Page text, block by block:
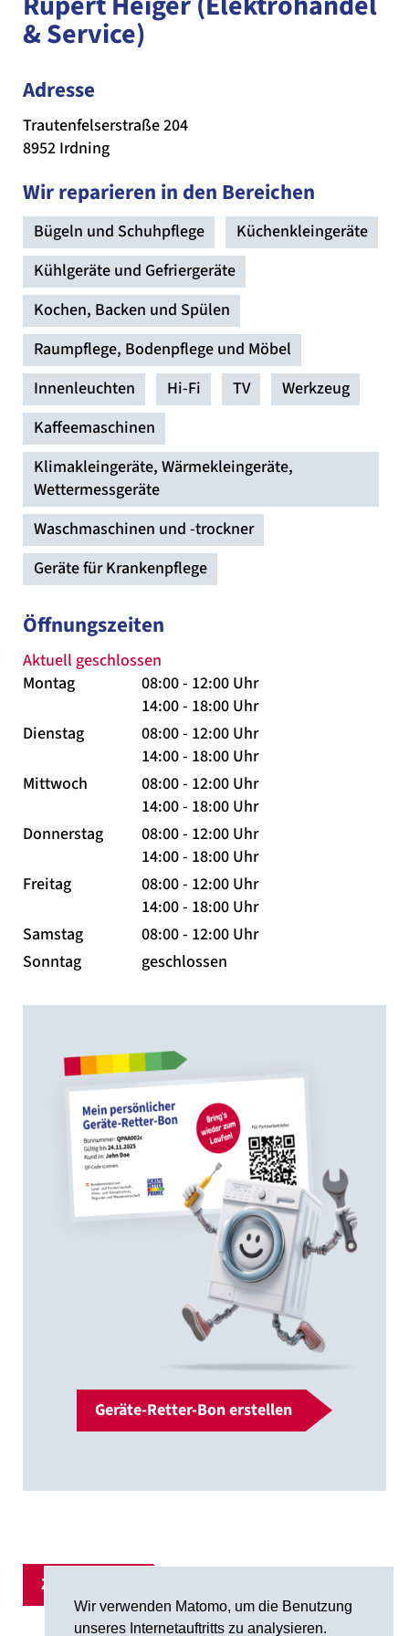
Wir verwenden Matomo, um die Benutzung
unseres Internetauftritts zu analysieren.
& Service)
Adresse
Trautenfelserstraße 204
8952 Irdning
Wir reparieren in den Bereichen
Bügeln und Schuhpflege
Küchenkleingeräte
Kühlgeräte und Gefriergeräte
Kochen, Backen und Spülen
Raumpflege, Bodenpflege und Möbel
Innenleuchten
Hi-Fi TV
Werkzeug
Kaffeemaschinen
Klimakleingeräte, Wärmekleingeräte,
Wettermessgeräte
Waschmaschinen und -trockner
Geräte für Krankenpflege
Öffnungszeiten
Aktuell geschlossen
Montag
08:00 - 12:00 Uhr
14:00 - 18:00 Uhr
Dienstag
08:00 - 12:00 Uhr
14:00 - 18:00 Uhr
Mittwoch
08:00 - 12:00 Uhr
14:00 - 18:00 Uhr
Donnerstag
08:00 - 12:00 Uhr
14:00 - 18:00 Uhr
Freitag
08:00 - 12:00 Uhr
14:00 - 18:00 Uhr
Samstag
08:00 - 12:00 Uhr
Sonntag
geschlossen
Geräte-Retter-Bon erstellen
Zur Übersicht